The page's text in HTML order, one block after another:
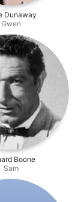
Dunaway
Gwen
Boone
Sam